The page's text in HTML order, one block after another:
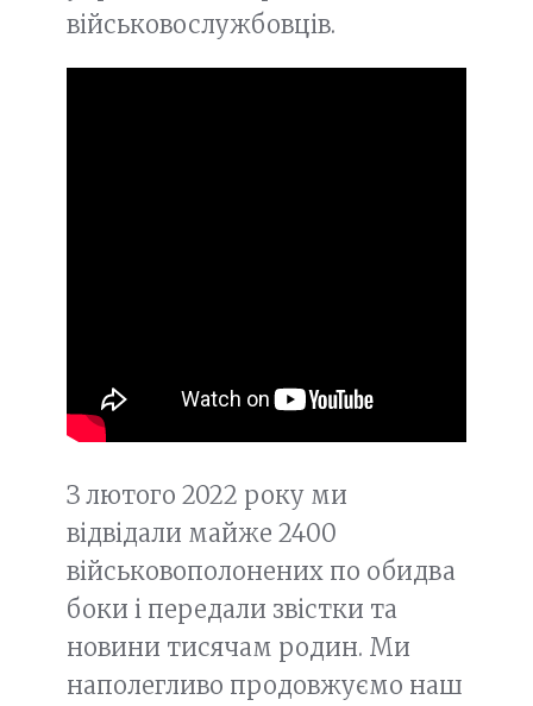
військовослужбовців.
З лютого 2022 року ми
відвідали майже 2400
військовополонених по обидва
боки і передали звістки та
новини тисячам родин. Ми
наполегливо продовжуємо наш